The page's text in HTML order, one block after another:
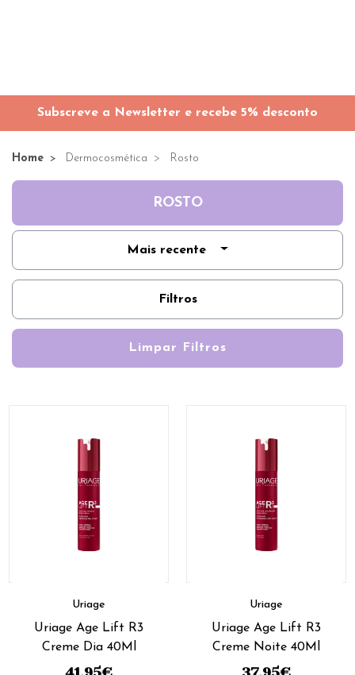
Subscreve a Newsletter e recebe 5% desconto
Home Dermocosmética Rosto
ROSTO
Mais recente
Filtros
Limpar Filtros
Uriage
Uriage Age Lift R3
Creme Dia 40Ml
Uriage
Uriage Age Lift R3
Creme Noite 40Ml